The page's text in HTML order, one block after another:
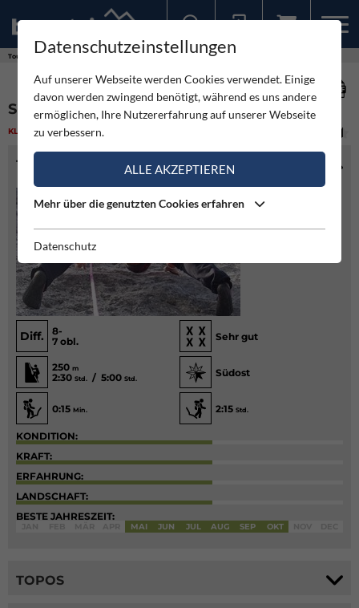
Touren
SESAM ÖFFNE DICH - UNTERSBERG
KLETTERN MITTEL
TOURENINFO
Diff.
8-
7 obl.
Sehr gut
250 m
2:30 Std. / 5:00 Std.
Südost
0:15 Min. 2:15 Std.
KONDITION:
KRAFT:
ERFAHRUNG:
LANDSCHAFT:
BESTE JAHRESZEIT:
MAI JUN JUL AUG SEP OKT
TOPOS
Datenschutzeinstellungen
Auf unserer Webseite werden Cookies verwendet. Einige
davon werden zwingend benötigt, während es uns andere
ermöglichen, Ihre Nutzererfahrung auf unserer Webseite
zu verbessern.
ALLE AKZEPTIEREN
Mehr über die genutzten Cookies erfahren
Datenschutz